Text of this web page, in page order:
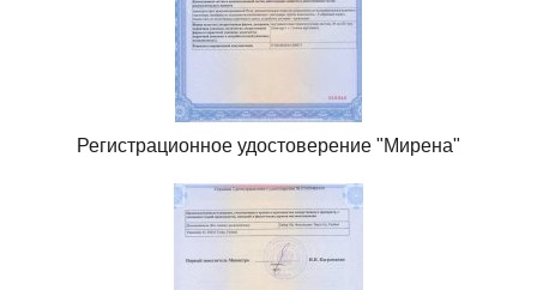
Регистрационное удостоверение "Мирена"